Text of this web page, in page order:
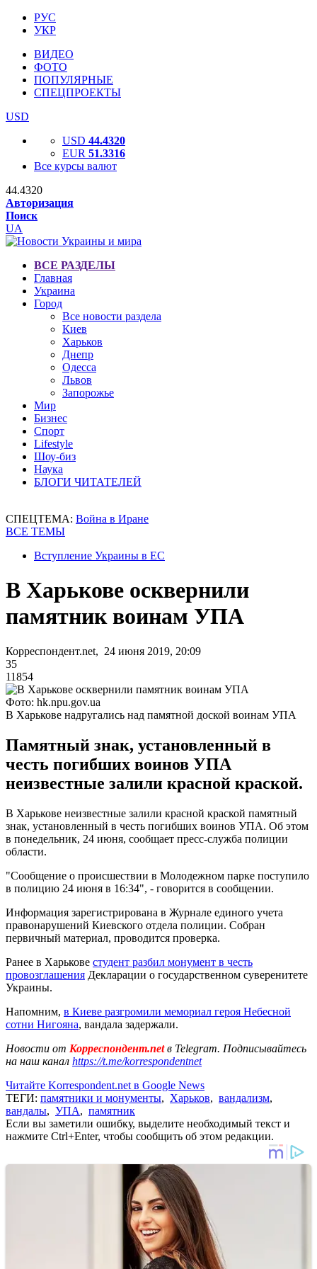
РУС
УКР
ВИДЕО
ФОТО
ПОПУЛЯРНЫЕ
СПЕЦПРОЕКТЫ
USD
USD 44.4320
EUR 51.3316
Все курсы валют
44.4320
Авторизация
Поиск
UA
ВСЕ РАЗДЕЛЫ
Главная
Украина
Город
Все новости раздела
Киев
Харьков
Днепр
Одесса
Львов
Запорожье
Мир
Бизнес
Спорт
Lifestyle
Шоу-биз
Наука
БЛОГИ ЧИТАТЕЛЕЙ
СПЕЦТЕМА: Война в Иране
ВСЕ ТЕМЫ
Вступление Украины в ЕС
В Харькове осквернили
памятник воинам УПА
Корреспондент.net, 24 июня 2019, 20:09
35
11854
Фото: hk.npu.gov.ua
В Харькове надругались над памятной доской воинам УПА
Памятный знак, установленный в
честь погибших воинов УПА
неизвестные залили красной краской.
В Харькове неизвестные залили красной краской памятный
знак, установленный в честь погибших воинов УПА. Об этом
в понедельник, 24 июня, сообщает пресс-служба полиции
области.
"Сообщение о происшествии в Молодежном парке поступило
в полицию 24 июня в 16:34", - говорится в сообщении.
Информация зарегистрирована в Журнале единого учета
правонарушений Киевского отдела полиции. Собран
первичный материал, проводится проверка.
Ранее в Харькове студент разбил монумент в честь
провозглашения Декларации о государственном суверенитете
Украины.
Напомним, в Киеве разгромили мемориал героя Небесной
сотни Нигояна, вандала задержали.
Новости от Корреспондент.netв Telegram. Подписывайтесь
на наш канал https://t.me/korrespondentnet
Читайте Korrespondent.net в Google News
ТЕГИ: памятники и монументы, Харьков, вандализм,
вандалы, УПА, памятник
Если вы заметили ошибку, выделите необходимый текст и
нажмите Ctrl+Enter, чтобы сообщить об этом редакции.